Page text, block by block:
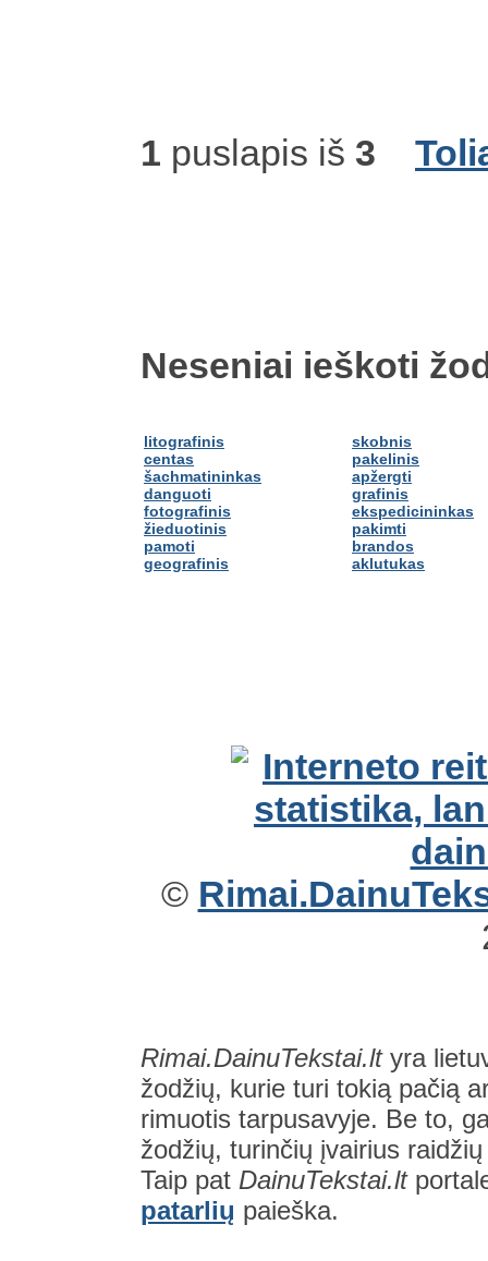
1 puslapis iš 3
Neseniai ieškoti
litografinis
centas
šachmatininkas
danguoti
fotografinis
žieduotinis
pamoti
geografinis
skobnis
pakelinis
apžergti
grafinis
ekspedicininkas
pakimti
brandos
aklutukas
©
Rimai.DainuTekstai.ltyra
žodžių, kurie turi tokią pačią
rimuotis tarpusavyje. Be to,
žodžių, turinčių įvairius
Taip pat DainuTekstai.lt
patarlių paieška.